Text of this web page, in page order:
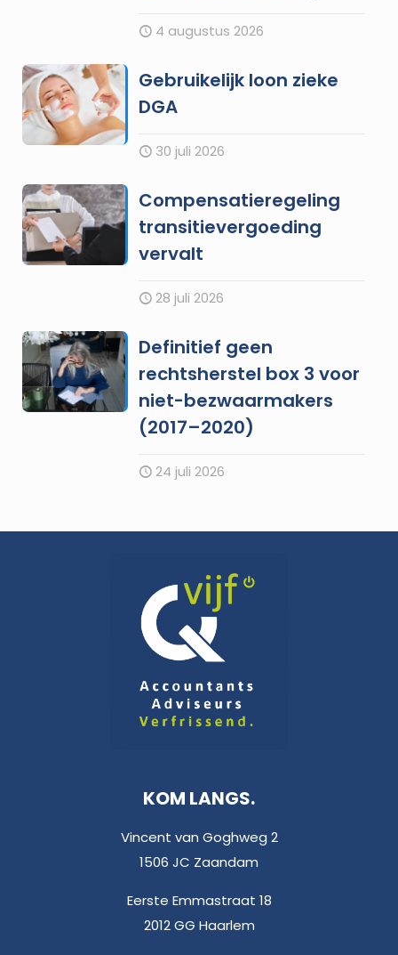
4 augustus 2026
Gebruikelijk loon zieke
DGA
30 juli 2026
Compensatieregeling
transitievergoeding
vervalt
28 juli 2026
Definitief geen
rechtsherstel box 3 voor
niet-bezwaarmakers
(2017–2020)
24 juli 2026
KOM LANGS.
Vincent van Goghweg 2
1506 JC Zaandam
Eerste Emmastraat 18
2012 GG Haarlem